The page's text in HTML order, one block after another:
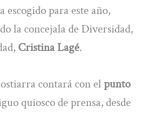
escogido para este año,
la concejala de Diversidad,
Cristina Lagé.
contará con el punto
quiosco de prensa, desde